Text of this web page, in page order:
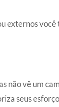
externos
não vê um
seus